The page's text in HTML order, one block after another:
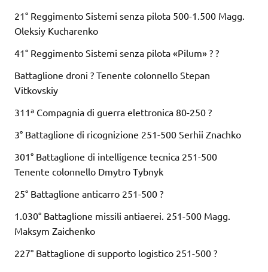
21° Reggimento Sistemi senza pilota 500-1.500 Magg.
Oleksiy Kucharenko
41° Reggimento Sistemi senza pilota «Pilum» ? ?
Battaglione droni ? Tenente colonnello Stepan
Vitkovskiy
311ª Compagnia di guerra elettronica 80-250 ?
3° Battaglione di ricognizione 251-500 Serhii Znachko
301° Battaglione di intelligence tecnica 251-500
Tenente colonnello Dmytro Tybnyk
25° Battaglione anticarro 251-500 ?
1.030° Battaglione missili antiaerei. 251-500 Magg.
Maksym Zaichenko
227° Battaglione di supporto logistico 251-500 ?